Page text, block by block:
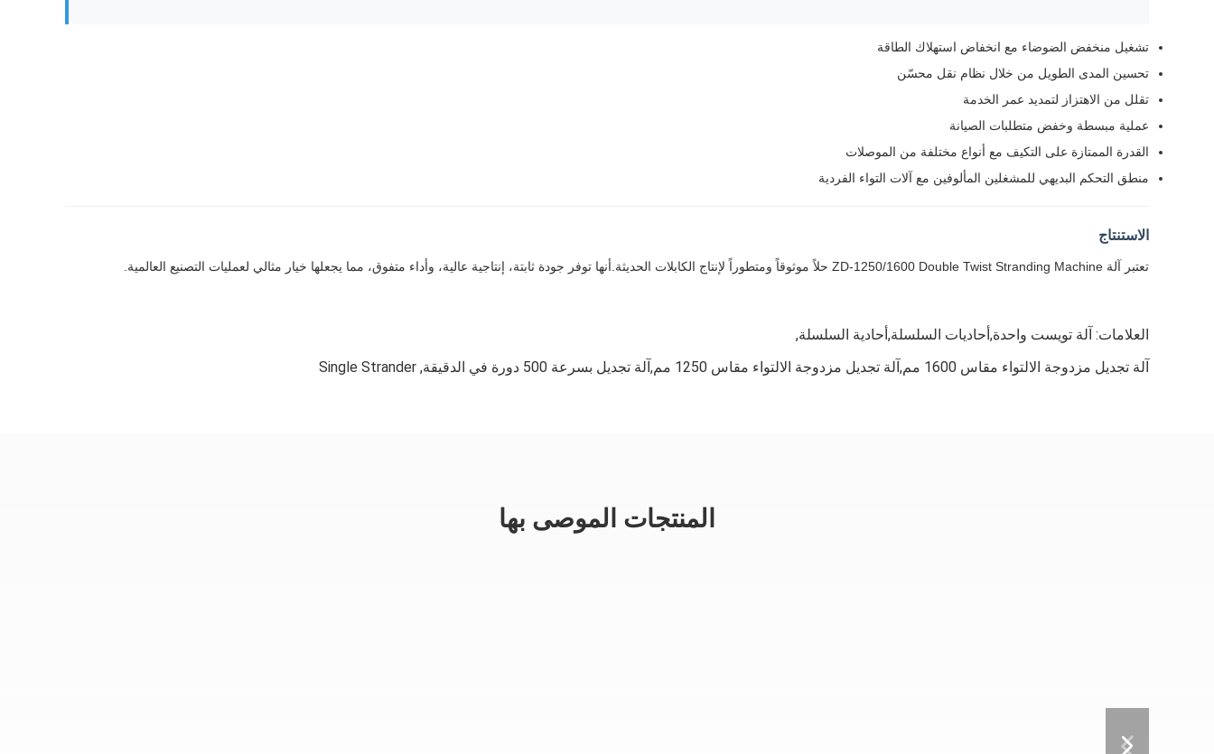
تشغيل منخفض الضوضاء مع انخفاض استهلاك الطاقة
تحسين المدى الطويل من خلال نظام نقل محسّن
تقلل من الاهتزاز لتمديد عمر الخدمة
عملية مبسطة وخفض متطلبات الصيانة
القدرة الممتازة على التكيف مع أنواع مختلفة من الموصلات
منطق التحكم البديهي للمشغلين المألوفين مع آلات التواء الفردية
الاستنتاج
تعتبر آلة ZD-1250/1600 Double Twist Stranding Machine حلاً موثوقاً ومتطوراً لإنتاج الكابلات الحديثة.أنها توفر جودة ثابتة، إنتاجية عالية، وأداء متفوق، مما يجعلها خيار مثالي لعمليات التصنيع العالمية.
العلامات: آلة تويست واحدة,أحاديات السلسلة,أحادية السلسلة,
آلة تجديل مزدوجة الالتواء مقاس 1600 مم,آلة تجديل مزدوجة الالتواء مقاس 1250 مم,آلة تجديل بسرعة 500 دورة في الدقيقة
,
Single Strander
المنتجات الموصى بها